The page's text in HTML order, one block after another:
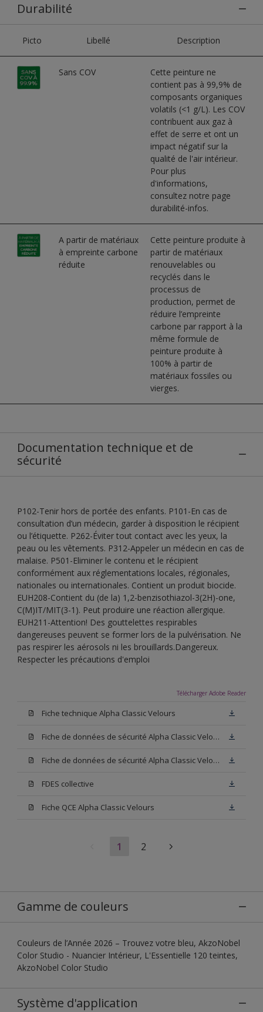
Durabilité
Picto Libellé Description
Sans COV
Cette peinture ne
contient pas à 99,9% de
composants organiques
volatils (<1 g/L). Les COV
contribuent aux gaz à
effet de serre et ont un
impact négatif sur la
qualité de l'air intérieur.
Pour plus
d'informations,
consultez notre page
durabilité-infos.
A partir de matériaux
à empreinte carbone
réduite
Cette peinture produite à
partir de matériaux
renouvelables ou
recyclés dans le
processus de
production, permet de
réduire l’empreinte
carbone par rapport à la
même formule de
peinture produite à
100% à partir de
matériaux fossiles ou
vierges.
Documentation technique et de
sécurité
P102-Tenir hors de portée des enfants. P101-En cas de
consultation d’un médecin, garder à disposition le récipient
ou l’étiquette. P262-Éviter tout contact avec les yeux, la
peau ou les vêtements. P312-Appeler un médecin en cas de
malaise. P501-Eliminer le contenu et le récipient
conformément aux réglementations locales, régionales,
nationales ou internationales. Contient un produit biocide.
EUH208-Contient du (de la) 1,2-benzisothiazol-3(2H)-one,
C(M)IT/MIT(3-1). Peut produire une réaction allergique.
EUH211-Attention! Des gouttelettes respirables
dangereuses peuvent se former lors de la pulvérisation. Ne
pas respirer les aérosols ni les brouillards.Dangereux.
Respecter les précautions d'emploi
Télécharger Adobe Reader
Fiche technique Alpha Classic Velours
Fiche de données de sécurité Alpha Classic Velours Base N00
Fiche de données de sécurité Alpha Classic Velours Blanc
FDES collective
Fiche QCE Alpha Classic Velours
1 2
Gamme de couleurs
Couleurs de l’Année 2026 – Trouvez votre bleu, AkzoNobel
Color Studio - Nuancier Intérieur, L'Essentielle 120 teintes,
AkzoNobel Color Studio
Système d'application